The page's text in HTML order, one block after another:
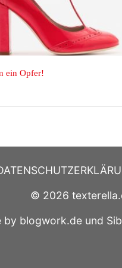
macht halt einen
© 2026
by blogwork.de und